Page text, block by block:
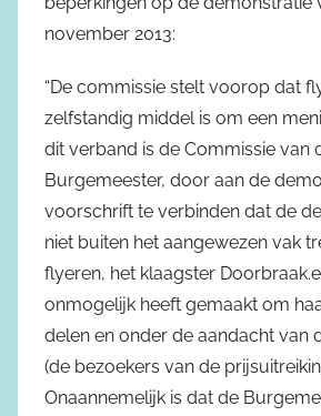
november 2013:
“De commissie stelt voorop dat
zelfstandig middel is om een
dit verband is de Commissie van
Burgemeester, door aan de
voorschrift te verbinden dat de
niet buiten het aangewezen vak
flyeren, het klaagster
onmogelijk heeft gemaakt om
delen en onder de aandacht van
(de bezoekers van de
Onaannemelijk is dat de